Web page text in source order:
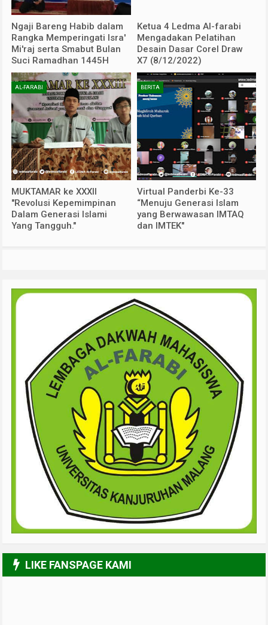
Ngaji Bareng Habib dalam
Rangka Memperingati Isra'
Mi'raj serta Smabut Bulan
Suci Ramadhan 1445H
Ketua 4 Ledma Al-farabi
Mengadakan Pelatihan
Desain Dasar Corel Draw
X7 (8/12/2022)
AL-FARABI
MUKTAMAR ke XXXII
"Revolusi Kepemimpinan
Dalam Generasi Islami
Yang Tangguh."
BERITA
Virtual Panderbi Ke-33
“Menuju Generasi Islam
yang Berwawasan IMTAQ
dan IMTEK"
LIKE FANSPAGE KAMI